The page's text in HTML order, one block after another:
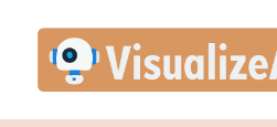
content